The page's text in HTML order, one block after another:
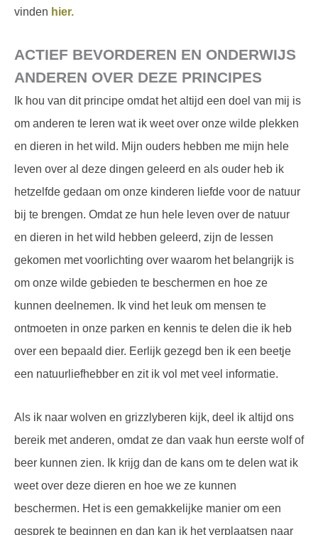
vinden hier.
ACTIEF BEVORDEREN EN ONDERWIJS
ANDEREN OVER DEZE PRINCIPES
Ik hou van dit principe omdat het altijd een doel van mij is
om anderen te leren wat ik weet over onze wilde plekken
en dieren in het wild. Mijn ouders hebben me mijn hele
leven over al deze dingen geleerd en als ouder heb ik
hetzelfde gedaan om onze kinderen liefde voor de natuur
bij te brengen. Omdat ze hun hele leven over de natuur
en dieren in het wild hebben geleerd, zijn de lessen
gekomen met voorlichting over waarom het belangrijk is
om onze wilde gebieden te beschermen en hoe ze
kunnen deelnemen. Ik vind het leuk om mensen te
ontmoeten in onze parken en kennis te delen die ik heb
over een bepaald dier. Eerlijk gezegd ben ik een beetje
een natuurliefhebber en zit ik vol met veel informatie.
Als ik naar wolven en grizzlyberen kijk, deel ik altijd ons
bereik met anderen, omdat ze dan vaak hun eerste wolf of
beer kunnen zien. Ik krijg dan de kans om te delen wat ik
weet over deze dieren en hoe we ze kunnen
beschermen. Het is een gemakkelijke manier om een
gesprek te beginnen en dan kan ik het verplaatsen naar